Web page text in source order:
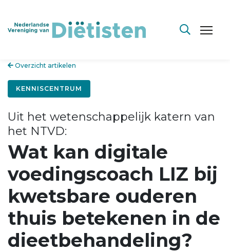
Overzicht artikelen
KENNISCENTRUM
Uit het wetenschappelijk katern van
het NTVD:
Wat kan digitale
voedingscoach LIZ bij
kwetsbare ouderen
thuis betekenen in de
dieetbehandeling?